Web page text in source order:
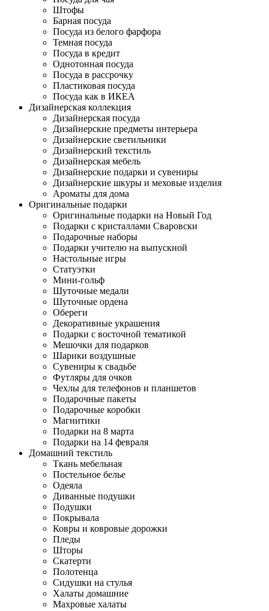
Штофы
Барная посуда
Посуда из белого фарфора
Темная посуда
Посуда в кредит
Однотонная посуда
Посуда в рассрочку
Пластиковая посуда
Посуда как в ИКЕА
Дизайнерская коллекция
Дизайнерская посуда
Дизайнерские предметы интерьера
Дизайнерские светильники
Дизайнерский текстиль
Дизайнерская мебель
Дизайнерские подарки и сувениры
Дизайнерские шкуры и меховые изделия
Ароматы для дома
Оригинальные подарки
Оригинальные подарки на Новый Год
Подарки с кристаллами Сваровски
Подарочные наборы
Подарки учителю на выпускной
Настольные игры
Статуэтки
Мини-гольф
Шуточные медали
Шуточные ордена
Обереги
Декоративные украшения
Подарки с восточной тематикой
Мешочки для подарков
Шарики воздушные
Сувениры к свадьбе
Футляры для очков
Чехлы для телефонов и планшетов
Подарочные пакеты
Подарочные коробки
Магнитики
Подарки на 8 марта
Подарки на 14 февраля
Домашний текстиль
Ткань мебельная
Постельное белье
Одеяла
Диванные подушки
Подушки
Покрывала
Ковры и ковровые дорожки
Пледы
Шторы
Скатерти
Полотенца
Сидушки на стулья
Халаты домашние
Махровые халаты